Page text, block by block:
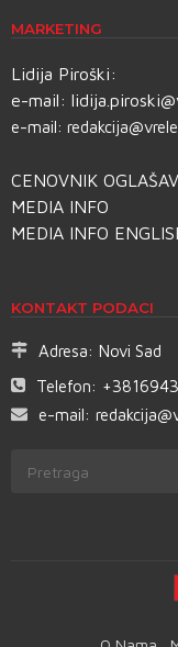
MARKETING
Lidija Piroški:
e-mail:
e-mail:
CENOVNIK
MEDIA INFO
MEDIA INFO
KONTAKT PODACI
Adresa: Novi Sad
Telefon:
e-mail: